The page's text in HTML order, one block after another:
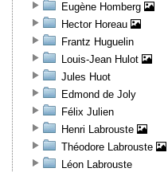
Eugène Homberg
Hector Horeau
Frantz Huguelin
Louis-Jean Hulot
Jules Huot
Edmond de Joly
Félix Julien
Henri Labrouste
Théodore Labrouste
Léon Labrouste